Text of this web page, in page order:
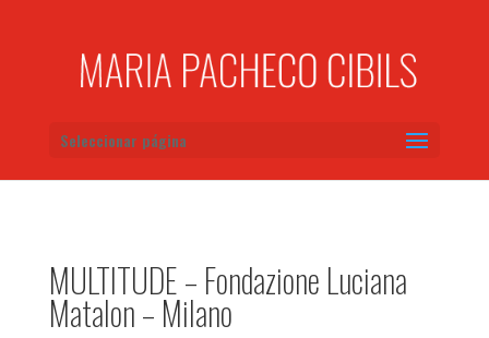
Seleccionar página
MULTITUDE – Fondazione Luciana
Matalon – Milano